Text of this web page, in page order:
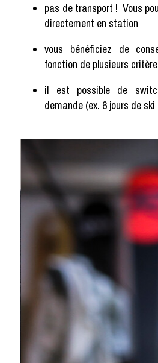
pas de transport ! Vous
directement en station
vous bénéficiez de
fonction de plusieurs
il est possible de
demande (ex. 6 jours de